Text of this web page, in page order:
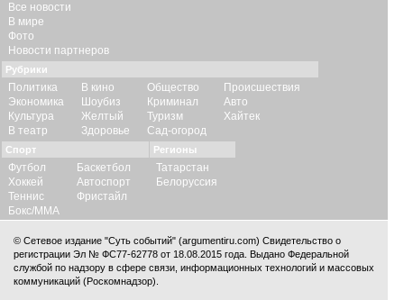
Все новости
В мире
Фото
Новости партнеров
Рубрики
Политика
Экономика
Культура
В театр
В кино
Шоубиз
Желтый
Здоровье
Общество
Криминал
Туризм
Сад-огород
Происшествия
Авто
Хайтек
Спорт
Футбол
Хоккей
Теннис
Бокс/ММА
Баскетбол
Автоспорт
Фристайл
Регионы
Татарстан
Белоруссия
© Сетевое издание "Суть событий" (argumentiru.com) Свидетельство о
регистрации Эл № ФС77-62778 от 18.08.2015 года. Выдано Федеральной
службой по надзору в сфере связи, информационных технологий и массовых
коммуникаций (Роскомнадзор).